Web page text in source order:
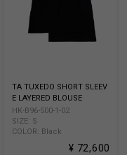
TA TUXEDO SHORT SLEEV
E LAYERED BLOUSE
HK-B96-500-1-02
SIZE: S
COLOR: Black
¥ 72,600